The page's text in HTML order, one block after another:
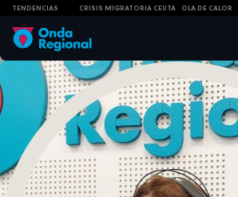
TENDENCIAS CRISIS MIGRATORIA CEUTA OLA DE CALOR